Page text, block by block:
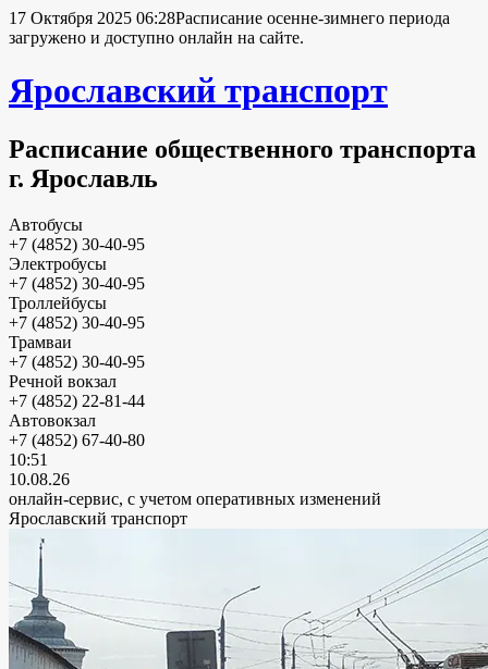
17 Октября 2025 06:28Расписание осенне-зимнего периода
загружено и доступно онлайн на сайте.
Ярославский транспорт
Расписание общественного транспорта
г. Ярославль
Автобусы
+7 (4852) 30-40-95
Электробусы
+7 (4852) 30-40-95
Троллейбусы
+7 (4852) 30-40-95
Трамваи
+7 (4852) 30-40-95
Речной вокзал
+7 (4852) 22-81-44
Автовокзал
+7 (4852) 67-40-80
10:51
10.08.26
онлайн-сервис, с учетом оперативных изменений
Ярославский транспорт